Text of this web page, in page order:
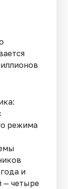
режима
и
— четыре